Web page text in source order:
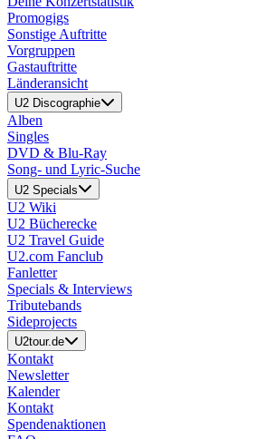
Promogigs
Sonstige Auftritte
Vorgruppen
Gastauftritte
Länderansicht
U2 Discographie
Alben
Singles
DVD & Blu-Ray
Song- und Lyric-Suche
U2 Specials
U2 Wiki
U2 Bücherecke
U2 Travel Guide
U2.com Fanclub
Fanletter
Specials & Interviews
Tributebands
Sideprojects
U2tour.de
Kontakt
Newsletter
Kalender
Kontakt
Spendenaktionen